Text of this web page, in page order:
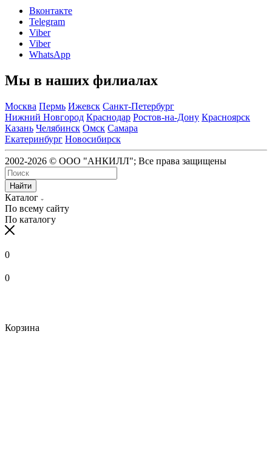
Вконтакте
Telegram
Viber
Viber
WhatsApp
Мы в наших филиалах
Москва Пермь Ижевск Санкт-Петербург
Нижний Новгород Краснодар Ростов-на-Дону Красноярск
Казань Челябинск Омск Самара
Екатеринбург Новосибирск
2002-2026 © ООО "АНКИЛЛ"; Все права защищены
Найти
Каталог
По всему сайту
По каталогу
0
0
Корзина